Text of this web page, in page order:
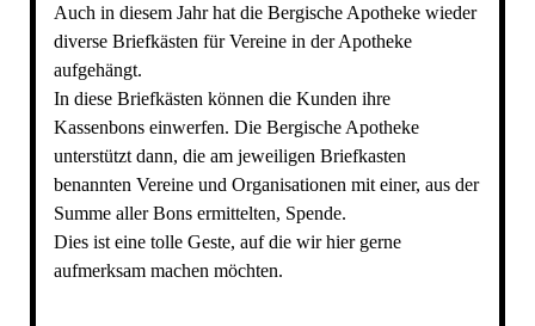
Auch in diesem Jahr hat die Bergische Apotheke wieder
diverse Briefkästen für Vereine in der Apotheke
aufgehängt.
In diese Briefkästen können die Kunden ihre
Kassenbons einwerfen. Die Bergische Apotheke
unterstützt dann, die am jeweiligen Briefkasten
benannten Vereine und Organisationen mit einer, aus der
Summe aller Bons ermittelten, Spende.
Dies ist eine tolle Geste, auf die wir hier gerne
aufmerksam machen möchten.